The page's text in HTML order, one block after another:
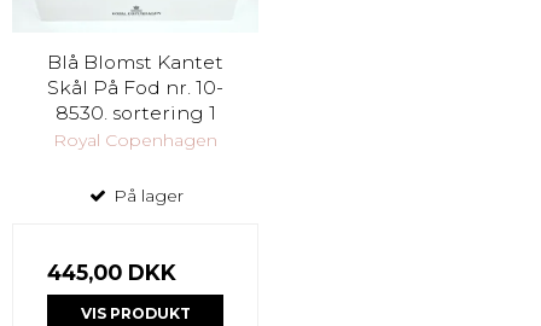
Blå Blomst Kantet
Skål På Fod nr. 10-
8530. sortering 1
Royal Copenhagen
På lager
445,00 DKK
VIS PRODUKT